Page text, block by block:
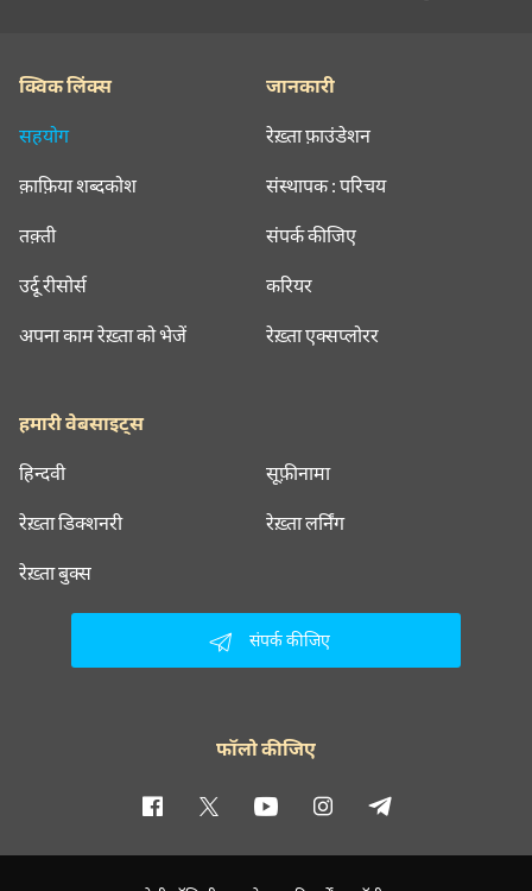
क्विक लिंक्स
सहयोग
क़ाफ़िया शब्दकोश
तक़्ती
उर्दू रीसोर्स
अपना काम रेख़्ता को भेजें
जानकारी
रेख़्ता फ़ाउंडेशन
संस्थापक : परिचय
संपर्क कीजिए
करियर
रेख़्ता एक्सप्लोरर
हमारी वेबसाइट्स
हिन्दवी सूफ़ीनामा
रेख़्ता डिक्शनरी रेख़्ता लर्निंग
रेख़्ता बुक्स
संपर्क कीजिए
फॉलो कीजिए